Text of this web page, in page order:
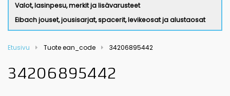
Valot, lasinpesu, merkit ja lisävarusteet
Eibach jouset, jousisarjat, spacerit, levikeosat ja alustaosat
Etusivu Tuote ean_code 34206895442
34206895442